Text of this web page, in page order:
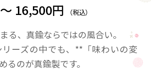
16,500円 （税込）
る、真鍮ならではの風合い。
ーズの中でも、**「味わいの変
るのが真鍮製です。